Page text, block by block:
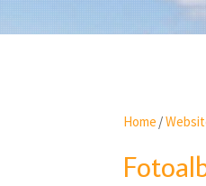
Home /